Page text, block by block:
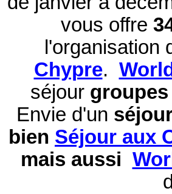
vous offre
l'organisation
Chypre.
séjour
Envie d'un
bien Séjour aux
mais aussi